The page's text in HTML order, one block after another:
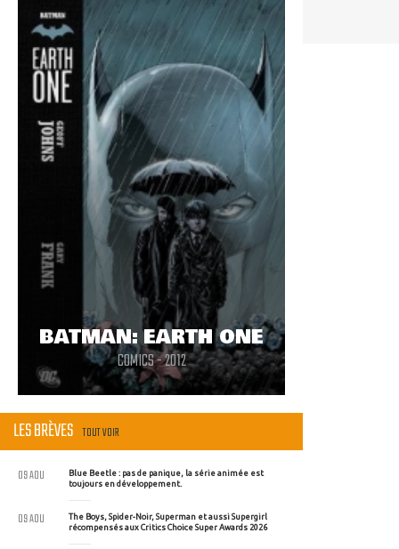
BATMAN: EARTH ONE
COMICS - 2012
LES BRÈVES TOUT VOIR
Blue Beetle : pas de panique, la série animée est
toujours en développement.
09 AOU
The Boys, Spider-Noir, Superman et aussi Supergirl
récompensés aux Critics Choice Super Awards 2026
09 AOU